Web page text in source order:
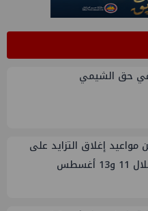
في حق الشيمي
مواعيد إغلاق التزايد على